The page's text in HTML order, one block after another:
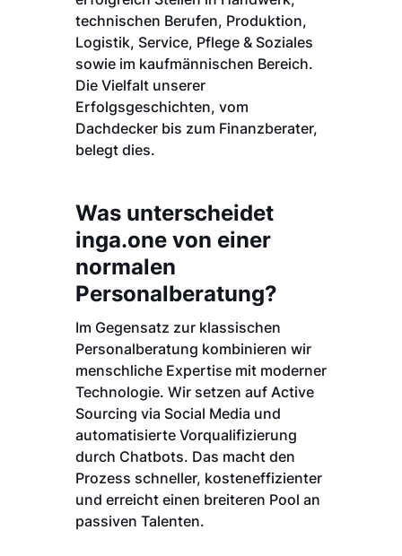
technischen Berufen, Produktion,
Logistik, Service, Pflege & Soziales
sowie im kaufmännischen Bereich.
Die Vielfalt unserer
Erfolgsgeschichten, vom
Dachdecker bis zum Finanzberater,
belegt dies.
Was unterscheidet
inga.one von einer
normalen
Personalberatung?
Im Gegensatz zur klassischen
Personalberatung kombinieren wir
menschliche Expertise mit moderner
Technologie. Wir setzen auf Active
Sourcing via Social Media und
automatisierte Vorqualifizierung
durch Chatbots. Das macht den
Prozess schneller, kosteneffizienter
und erreicht einen breiteren Pool an
passiven Talenten.